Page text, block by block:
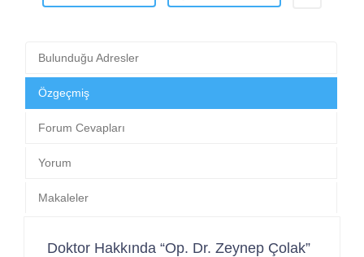
Bulunduğu Adresler
Özgeçmiş
Forum Cevapları
Yorum
Makaleler
Doktor Hakkında “Op. Dr. Zeynep Çolak”